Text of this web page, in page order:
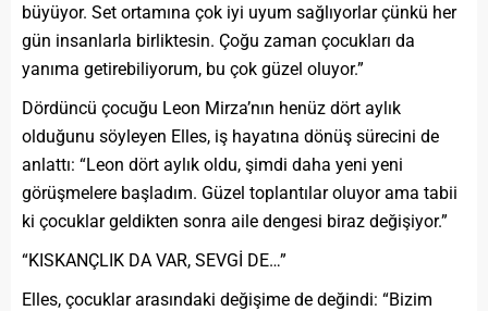
büyüyor. Set ortamına çok iyi uyum sağlıyorlar çünkü her
gün insanlarla birliktesin. Çoğu zaman çocukları da
yanıma getirebiliyorum, bu çok güzel oluyor.”
Dördüncü çocuğu Leon Mirza’nın henüz dört aylık
olduğunu söyleyen Elles, iş hayatına dönüş sürecini de
anlattı: “Leon dört aylık oldu, şimdi daha yeni yeni
görüşmelere başladım. Güzel toplantılar oluyor ama tabii
ki çocuklar geldikten sonra aile dengesi biraz değişiyor.”
“KISKANÇLIK DA VAR, SEVGİ DE…”
Elles, çocuklar arasındaki değişime de değindi: “Bizim